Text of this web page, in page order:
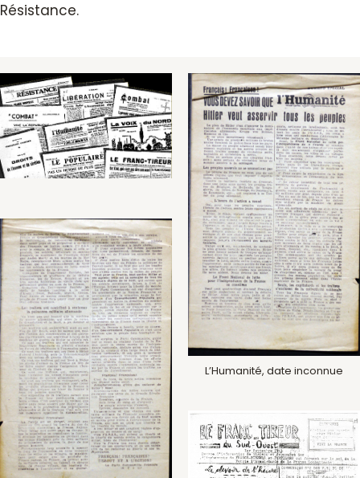
Résistance.
L’Humanité, date inconnue